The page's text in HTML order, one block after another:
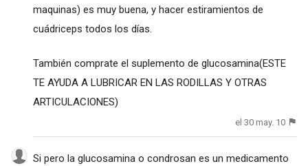
maquinas) es muy buena, y hacer estiramientos de
cuádriceps todos los días.
También comprate el suplemento de glucosamina(ESTE
TE AYUDA A LUBRICAR EN LAS RODILLAS Y OTRAS
ARTICULACIONES)
el 30 may. 10
Si pero la glucosamina o condrosan es un medicamento